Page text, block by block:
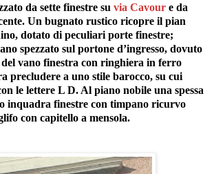
da sette finestre su via Cavour e da
Un bugnato rustico ricopre il pian
dotato di peculiari porte finestre;
spezzato sul portone d’ingresso, dovuto
del vano finestra con ringhiera in ferro
precludere a uno stile barocco, su cui
le lettere L D. Al piano nobile una spessa
inquadra finestre con timpano ricurvo
con capitello a mensola.